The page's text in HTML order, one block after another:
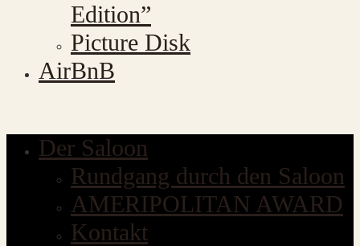
Edition”
Picture Disk
AirBnB
Der Saloon
Rundgang durch den Saloon
AMERIPOLITAN AWARD
Kontakt